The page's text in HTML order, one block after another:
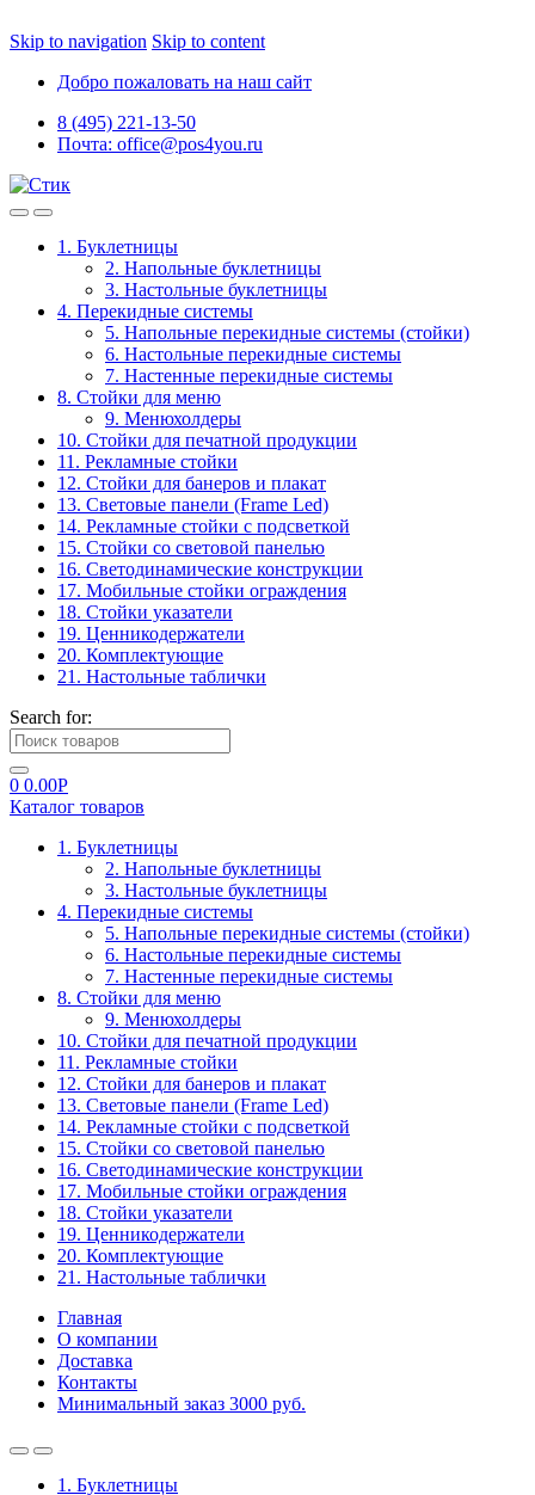
Skip to navigation Skip to content
Добро пожаловать на наш сайт
8 (495) 221-13-50
Почта: office@pos4you.ru
1. Буклетницы
2. Напольные буклетницы
3. Настольные буклетницы
4. Перекидные системы
5. Напольные перекидные системы (стойки)
6. Настольные перекидные системы
7. Настенные перекидные системы
8. Стойки для меню
9. Менюхолдеры
10. Стойки для печатной продукции
11. Рекламные стойки
12. Стойки для банеров и плакат
13. Световые панели (Frame Led)
14. Рекламные стойки с подсветкой
15. Стойки со световой панелью
16. Светодинамические конструкции
17. Мобильные стойки ограждения
18. Стойки указатели
19. Ценникодержатели
20. Комплектующие
21. Настольные таблички
Search for:
0 0.00Р
Каталог товаров
1. Буклетницы
2. Напольные буклетницы
3. Настольные буклетницы
4. Перекидные системы
5. Напольные перекидные системы (стойки)
6. Настольные перекидные системы
7. Настенные перекидные системы
8. Стойки для меню
9. Менюхолдеры
10. Стойки для печатной продукции
11. Рекламные стойки
12. Стойки для банеров и плакат
13. Световые панели (Frame Led)
14. Рекламные стойки с подсветкой
15. Стойки со световой панелью
16. Светодинамические конструкции
17. Мобильные стойки ограждения
18. Стойки указатели
19. Ценникодержатели
20. Комплектующие
21. Настольные таблички
Главная
О компании
Доставка
Контакты
Минимальный заказ 3000 руб.
1. Буклетницы